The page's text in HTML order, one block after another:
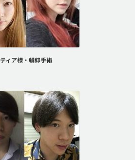
ティア様・輪郭手術